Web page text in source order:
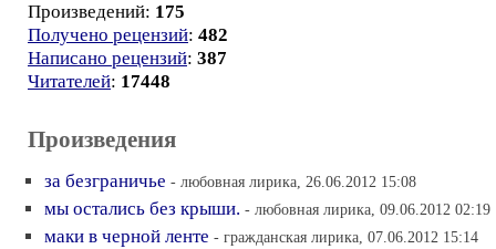
Произведений: 175
Получено рецензий: 482
Написано рецензий: 387
Читателей: 17448
Произведения
за безграничье - любовная лирика, 26.06.2012 15:08
мы остались без крыши. - любовная лирика, 09.06.2012 02:19
маки в черной ленте - гражданская лирика, 07.06.2012 15:14